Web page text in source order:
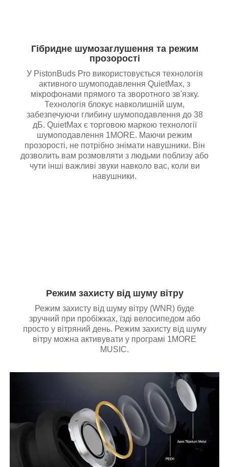
Гібридне шумозаглушення та режим
прозорості
У PistonBuds Pro використовується технологія
активного шумоподавлення QuietMax, з
мікрофонами прямого та зворотного зв'язку.
Технологія блокує навколишній шум,
забезпечуючи глибину шумоподавлення до 38
дБ. QuietMax є торговою маркою технології
шумоподавлення 1MORE. Маючи режим
прозорості, не потрібно знімати навушники. Він
дозволить вам розмовляти з людьми поблизу або
чути інші важливі звуки навколо вас, коли ви
навушники.
Режим захисту від шуму вітру
Режим захисту від шуму вітру (WNR) буде
зручний при пробіжках, їзді велосипедом або
просто у вітряний день. Режим захисту від шуму
вітру можна активувати у програмі 1MORE
MUSIC.